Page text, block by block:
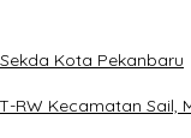
Kota Pekanbaru
RW Kecamatan Sail,